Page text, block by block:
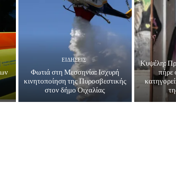
ΕΙΔΗΣΕΙΣ
Φωτιά στη Μεσσηνία: Ισχυρή
κινητοποίηση της Πυροσβεστικής
στον δήμο Οιχαλίας
Κυψέλη:
πήρε